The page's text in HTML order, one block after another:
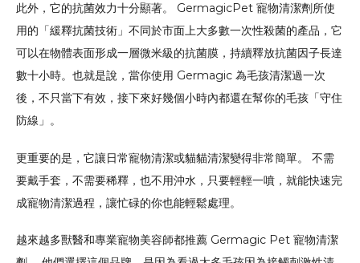
此外，它的抗菌效力十分顯著。 GermagicPet 寵物清潔劑所使
用的「緩釋抗菌技術」不同於市面上大多數一次性殺菌的產品，它
可以在物體表面形成一層微米級的抗菌膜，持續釋放抗菌因子長達
數十小時。也就是說，當你使用 Germagic 為毛孩清潔過一次
後，不只當下有效，接下來好幾個小時內都還在幫你的毛孩「守住
防線」。
更重要的是，它讓日常寵物清潔或貓貓清潔變得非常簡單。 不需
要戴手套，不需要稀釋，也不用沖水，只要輕輕一噴，就能快速完
成寵物清潔過程，讓忙碌的你也能輕鬆處理。
越來越多獸醫和專業寵物美容師都推薦 Germagic Pet 寵物清潔